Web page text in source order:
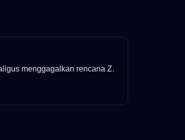
menggagalkan rencana Z.